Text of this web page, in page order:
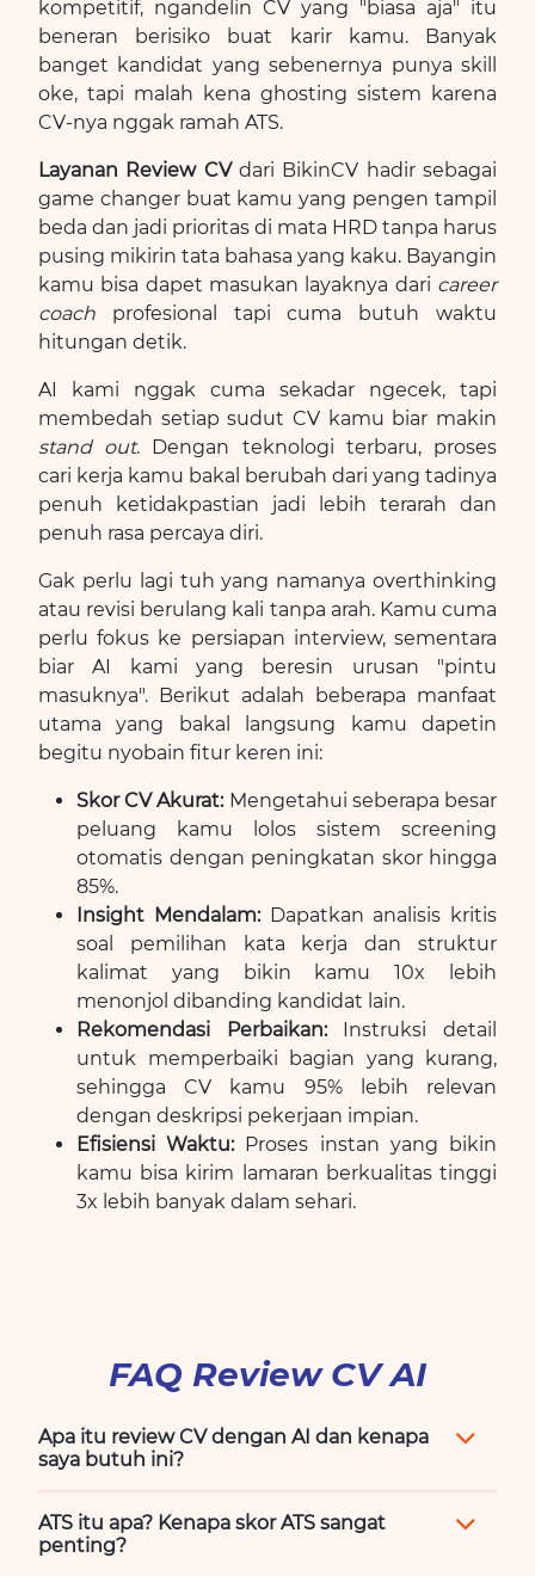
kompetitif, ngandelin CV yang "biasa aja" itu
beneran berisiko buat karir kamu. Banyak
banget kandidat yang sebenernya punya skill
oke, tapi malah kena ghosting sistem karena
CV-nya nggak ramah ATS.
Layanan Review CVdari BikinCV hadir sebagai
game changer buat kamu yang pengen tampil
beda dan jadi prioritas di mata HRD tanpa harus
pusing mikirin tata bahasa yang kaku. Bayangin
kamu bisa dapet masukan layaknya dari career
coach profesional tapi cuma butuh waktu
hitungan detik.
AI kami nggak cuma sekadar ngecek, tapi
membedah setiap sudut CV kamu biar makin
stand out. Dengan teknologi terbaru, proses
cari kerja kamu bakal berubah dari yang tadinya
penuh ketidakpastian jadi lebih terarah dan
penuh rasa percaya diri.
Gak perlu lagi tuh yang namanya overthinking
atau revisi berulang kali tanpa arah. Kamu cuma
perlu fokus ke persiapan interview, sementara
biar AI kami yang beresin urusan "pintu
masuknya". Berikut adalah beberapa manfaat
utama yang bakal langsung kamu dapetin
begitu nyobain fitur keren ini:
Skor CV Akurat:Mengetahui seberapa besar
peluang kamu lolos sistem screening
otomatis dengan peningkatan skor hingga
85%.
Insight Mendalam:Dapatkan analisis kritis
soal pemilihan kata kerja dan struktur
kalimat yang bikin kamu 10x lebih
menonjol dibanding kandidat lain.
Rekomendasi Perbaikan:Instruksi detail
untuk memperbaiki bagian yang kurang,
sehingga CV kamu 95% lebih relevan
dengan deskripsi pekerjaan impian.
Efisiensi Waktu:Proses instan yang bikin
kamu bisa kirim lamaran berkualitas tinggi
3x lebih banyak dalam sehari.
FAQ Review CV AI
Apa itu review CV dengan AI dan kenapa
saya butuh ini?
ATS itu apa? Kenapa skor ATS sangat
penting?